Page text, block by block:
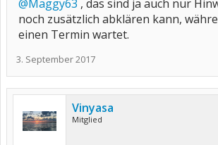
@Maggy63 , das sind ja auch nur
noch zusätzlich abklären kann,
einen Termin wartet.
3. September 2017
Vinyasa
Mitglied